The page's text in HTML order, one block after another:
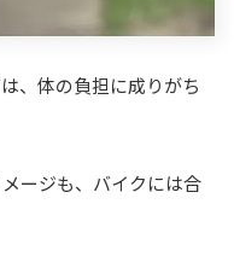
、体の負担に成りがち
ージも、バイクには合